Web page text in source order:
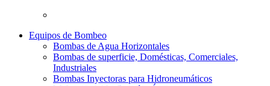
Equipos de Bombeo
Bombas de Agua Horizontales
Bombas de superficie, Domésticas, Comerciales,
Industriales
Bombas Inyectoras para Hidroneumáticos